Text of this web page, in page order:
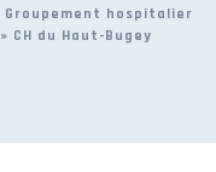
Groupement hospitalier
» CH du Haut-Bugey